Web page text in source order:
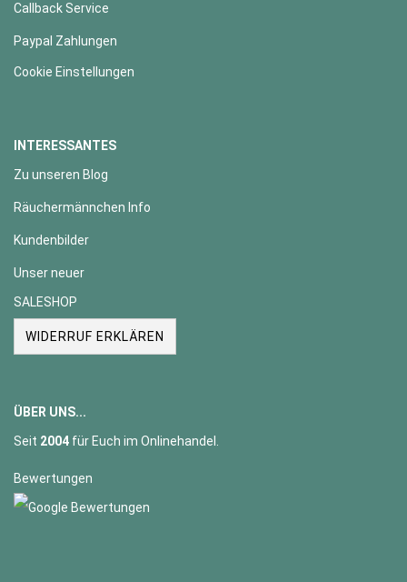
Callback Service
Paypal Zahlungen
Cookie Einstellungen
INTERESSANTES
Zu unseren Blog
Räuchermännchen Info
Kundenbilder
Unser neuer
SALESHOP
WIDERRUF ERKLÄREN
ÜBER UNS...
Seit 2004 für Euch im Onlinehandel.
Bewertungen